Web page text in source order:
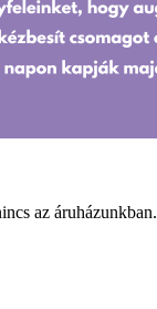
az áruházunkban.